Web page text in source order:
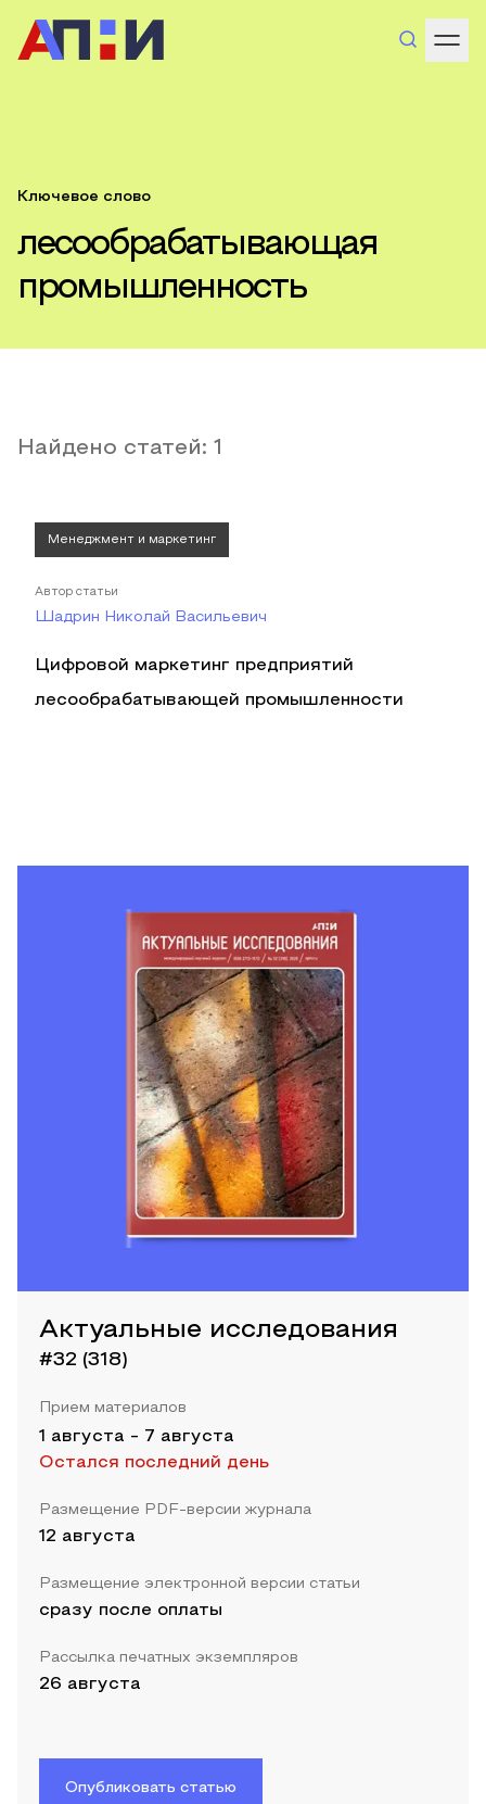
Ключевое слово
лесообрабатывающая
промышленность
Найдено статей: 1
Менеджмент и маркетинг
Автор статьи
Шадрин Николай Васильевич
Цифровой маркетинг предприятий
лесообрабатывающей промышленности
Актуальные исследования
#32 (318)
Прием материалов
1 августа - 7 августа
Остался последний день
Размещение PDF-версии журнала
12 августа
Размещение электронной версии статьи
сразу после оплаты
Рассылка печатных экземпляров
26 августа
Опубликовать статью